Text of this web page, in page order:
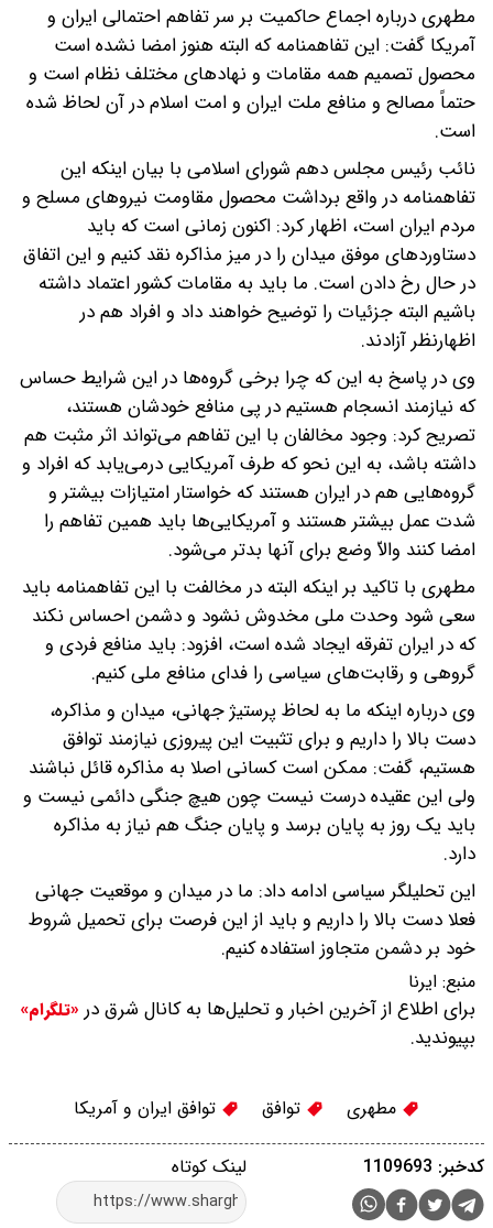
مطهری درباره اجماع حاکمیت بر سر تفاهم احتمالی ایران و
آمریکا گفت: این تفاهمنامه که البته هنوز امضا نشده است
محصول تصمیم همه مقامات و نهادهای مختلف نظام است و
حتماً مصالح و منافع ملت ایران و امت اسلام در آن لحاظ شده
است.
نائب رئیس مجلس دهم شورای اسلامی با بیان اینکه این
تفاهمنامه در واقع برداشت محصول مقاومت نیروهای مسلح و
مردم ایران است، اظهار کرد: اکنون زمانی است که باید
دستاوردهای موفق میدان را در میز مذاکره نقد کنیم و این اتفاق
در حال رخ دادن است. ما باید به مقامات کشور اعتماد داشته
باشیم البته جزئیات را توضیح خواهند داد و افراد هم در
اظهارنظر آزادند.
وی در پاسخ به این که چرا برخی گروه‌ها در این شرایط حساس
که نیازمند انسجام هستیم در پی منافع خودشان هستند،
تصریح کرد: وجود مخالفان با این تفاهم می‌تواند اثر مثبت هم
داشته باشد، به این نحو که طرف آمریکایی درمی‌یابد که افراد و
گروه‌هایی هم در ایران هستند که خواستار امتیازات بیشتر و
شدت عمل بیشتر هستند و آمریکایی‌ها باید همین تفاهم را
امضا کنند والاّ وضع برای آنها بدتر می‌شود.
مطهری با تاکید بر اینکه البته در مخالفت با این تفاهمنامه باید
سعی شود وحدت ملی مخدوش نشود و دشمن احساس نکند
که در ایران تفرقه ایجاد شده است، افزود: باید منافع فردی و
گروهی و رقابت‌های سیاسی را فدای منافع ملی کنیم.
وی درباره اینکه ما به لحاظ پرستیژ جهانی، میدان و مذاکره،
دست بالا را داریم و برای تثبیت این پیروزی نیازمند توافق
هستیم، گفت: ممکن است کسانی اصلا به مذاکره قائل نباشند
ولی این عقیده درست نیست چون هیچ جنگی دائمی نیست و
باید یک روز به پایان برسد و پایان جنگ هم نیاز به مذاکره
دارد.
این تحلیلگر سیاسی ادامه داد: ما در میدان و موقعیت جهانی
فعلا دست بالا را داریم و باید از این فرصت برای تحمیل شروط
خود بر دشمن متجاوز استفاده کنیم.
منبع: ایرنا
برای اطلاع از آخرین اخبار و تحلیل‌ها به کانال شرق در «تلگرام»
بپیوندید.
مطهری توافق توافق ایران و آمریکا
لینک کوتاه کدخبر: 1109693